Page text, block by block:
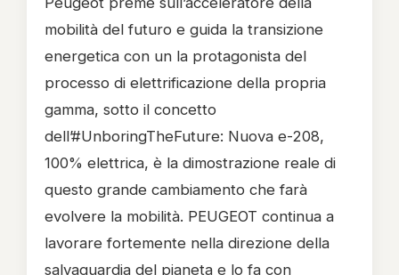
mobilità del futuro e guida la transizione
energetica con un la protagonista del
processo di elettrificazione della propria
gamma, sotto il concetto
dell’#UnboringTheFuture: Nuova e-208,
100% elettrica, è la dimostrazione reale di
questo grande cambiamento che farà
evolvere la mobilità. PEUGEOT continua a
lavorare fortemente nella direzione della
salvaguardia del pianeta e lo fa con